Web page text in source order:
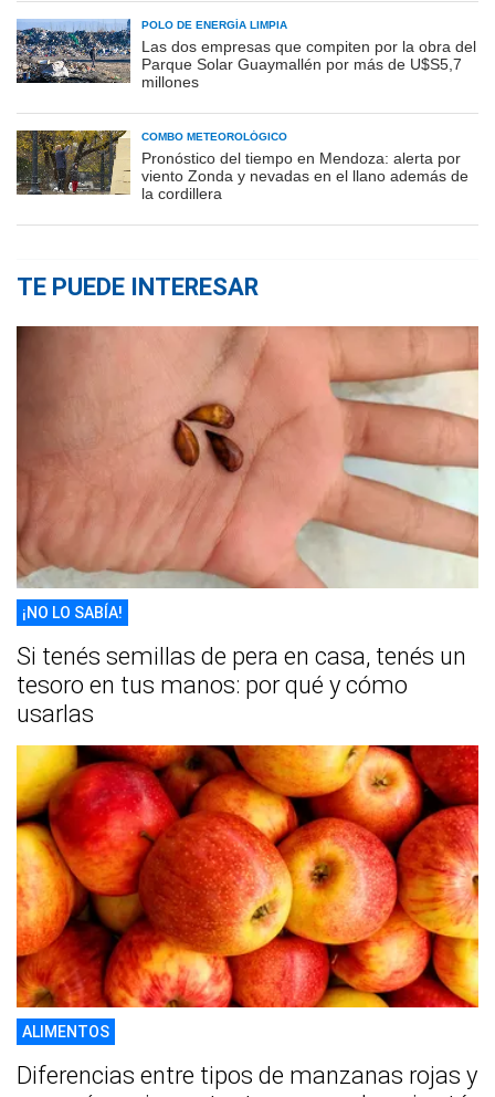
POLO DE ENERGÍA LIMPIA
Las dos empresas que compiten por la obra del
Parque Solar Guaymallén por más de U$S5,7
millones
COMBO METEOROLÓGICO
Pronóstico del tiempo en Mendoza: alerta por
viento Zonda y nevadas en el llano además de
la cordillera
TE PUEDE INTERESAR
¡NO LO SABÍA!
Si tenés semillas de pera en casa, tenés un
tesoro en tus manos: por qué y cómo
usarlas
ALIMENTOS
Diferencias entre tipos de manzanas rojas y